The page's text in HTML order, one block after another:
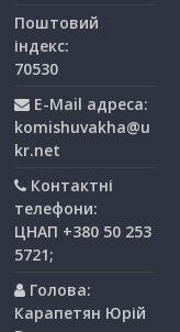
Поштовий
індекс:
70530
E-Mail адреса:
komishuvakha@u
kr.net
Контактні
телефони:
ЦНАП +380 50 253
5721;
Голова:
Карапетян Юрій